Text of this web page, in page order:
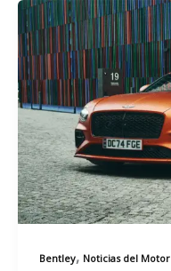
Bentley, Noticias del Motor